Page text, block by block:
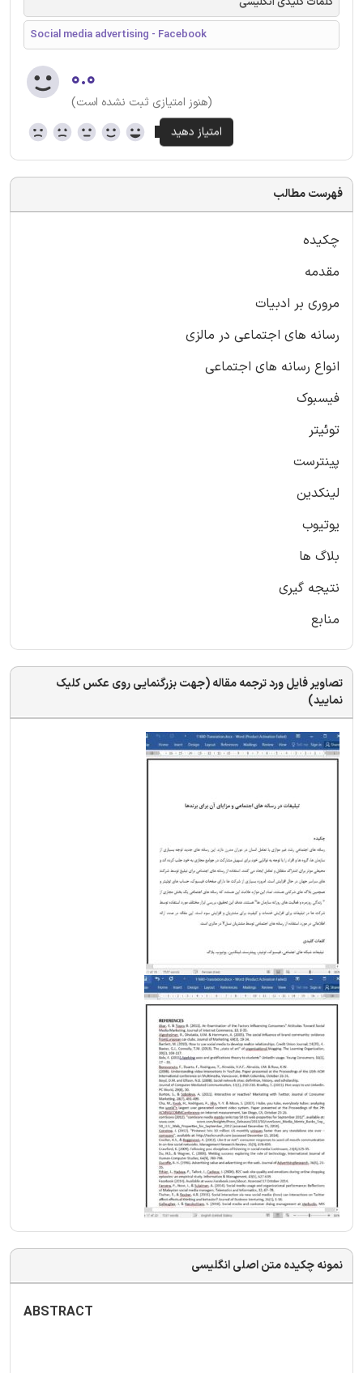
Social media advertising - Facebook
۰.۰
(هنوز امتیازی ثبت نشده است)
فهرست مطالب
چکیده
مقدمه
مروری بر ادبیات
رسانه های اجتماعی در مالزی
انواع رسانه های اجتماعی
فیسبوک
توئیتر
پینترست
لینکدین
یوتیوب
بلاگ ها
نتیجه گیری
منابع
تصاویر فایل ورد ترجمه مقاله (جهت بزرگنمایی روی عکس کلیک
نمایید)
نمونه چکیده متن اصلی انگلیسی
ABSTRACT